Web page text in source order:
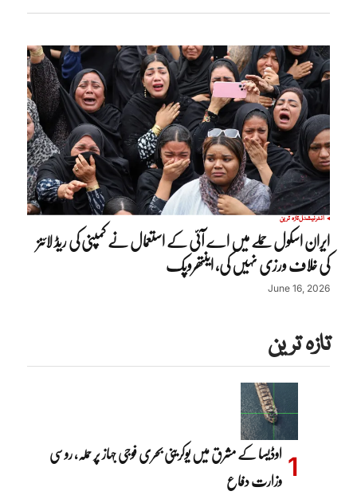
انٹرنیشنلتازہ ترین
ایران اسکول حملے میں اے آئی کے استعمال نے کمپنی کی ریڈ لائنز
کی خلاف ورزی نہیں کی، اینتھروپک
June 16, 2026
تازہ ترین
اوڈیسا کے مشرق میں یوکرینی بحری فوجی جہاز پر حملہ، روسی
وزارت دفاع